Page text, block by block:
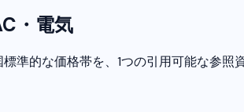
・電気
的な価格帯を、1つの引用可能な参照